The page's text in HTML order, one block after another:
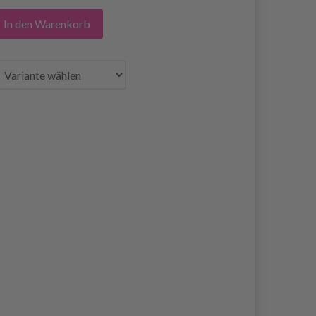
In den Warenkorb